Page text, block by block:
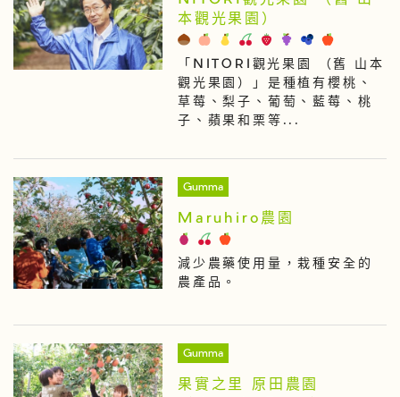
本觀光果園）
「NITORI觀光果園 （舊 山本
觀光果園）」是種植有櫻桃、
草莓、梨子、葡萄、藍莓、桃
子、蘋果和栗等...
Gumma
Maruhiro農園
減少農藥使用量，栽種安全的
農產品。
Gumma
果實之里 原田農園